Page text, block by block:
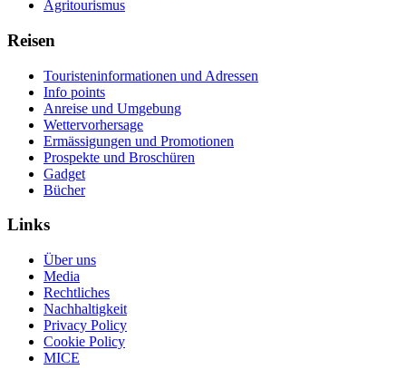
Agritourismus
Reisen
Touristeninformationen und Adressen
Info points
Anreise und Umgebung
Wettervorhersage
Ermässigungen und Promotionen
Prospekte und Broschüren
Gadget
Bücher
Links
Über uns
Media
Rechtliches
Nachhaltigkeit
Privacy Policy
Cookie Policy
MICE